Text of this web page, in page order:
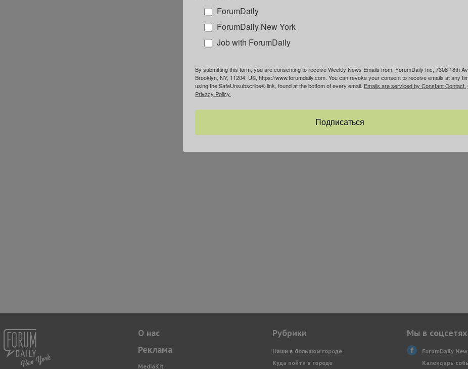
О нас
Реклама
MediaKit
Рубрики
Наши в большом городе
Куда пойти в городе
Мы в соцсетях
ForumDaily
Календарь
ForumDaily
ForumDaily New York
Job with ForumDaily
By submitting this form, you are consenting to receive Weekly News Emails from: ForumDaily Inc, 7308 18th
Brooklyn, NY, 11204, US, https://www.forumdaily.com. You can revoke your consent to receive emails at any
using the SafeUnsubscribe® link, found at the bottom of every email. Emails are serviced by Constant Contact.
Privacy Policy.
Подписаться